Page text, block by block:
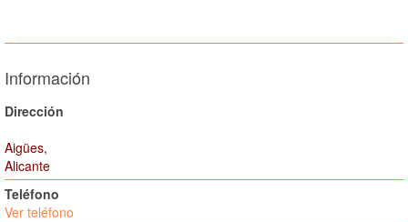
Información
Dirección
Aigües,
Alicante
Teléfono
Ver teléfono